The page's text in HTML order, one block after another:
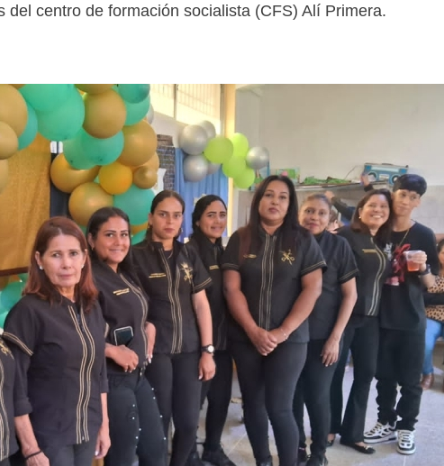
centro de formación socialista (CFS) Alí Primera.